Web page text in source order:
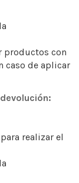
productos con
caso de aplicar
realizar el